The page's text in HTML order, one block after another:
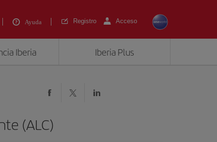
Ayuda Registro Acceso
Iberia Iberia Plus
(ALC)